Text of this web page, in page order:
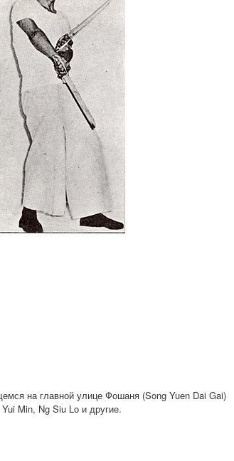
на главной улице Фошаня (Song Yuen Dai Gai)
Min, Ng Siu Lo и другие.